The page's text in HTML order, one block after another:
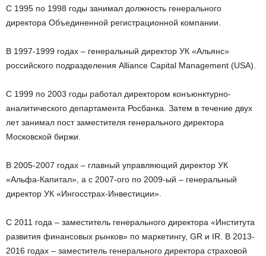
C 1995 по 1998 годы занимал должность генерального
директора Объединенной регистрационной компании.
В 1997-1999 годах – генеральный директор УК «Альянс»
российского подразделения Alliance Capital Management (USA).
С 1999 по 2003 годы работал директором конъюнктурно-
аналитического департамента Росбанка. Затем в течение двух
лет занимал пост заместителя генерального директора
Московской биржи.
В 2005-2007 годах – главный управляющий директор УК
«Альфа-Капитал», а с 2007-ого по 2009-ый – генеральный
директор УК «Ингосстрах-Инвестиции».
С 2011 года – заместитель генерального директора «Института
развития финансовых рынков» по маркетингу, GR и IR. В 2013-
2016 годах – заместитель генерального директора страховой